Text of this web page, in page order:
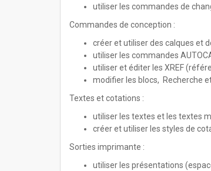
utiliser les commandes de
Commandes de conception :
créer et utiliser des calques et
utiliser les commandes
utiliser et éditer les XREF
modifier les blocs, Recherche
Textes et cotations :
utiliser les textes et les textes
créer et utiliser les styles de
Sorties imprimante :
utiliser les présentations